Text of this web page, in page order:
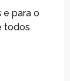
e para o
todos